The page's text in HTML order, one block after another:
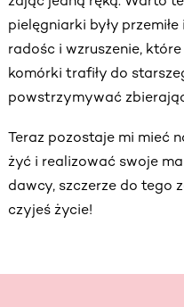
pielęgniarki były
radośc i wzruszenie,
komórki trafiły do
powstrzymywać
Teraz pozostaje mi mieć
żyć i realizować swoje
dawcy, szczerze do tego
czyjeś życie!